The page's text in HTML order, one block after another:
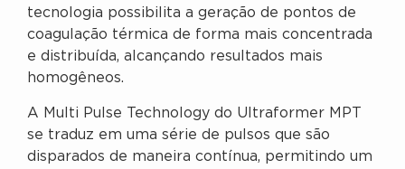
tecnologia possibilita a geração de pontos de
coagulação térmica de forma mais concentrada
e distribuída, alcançando resultados mais
homogêneos.
A Multi Pulse Technology do Ultraformer MPT
se traduz em uma série de pulsos que são
disparados de maneira contínua, permitindo um